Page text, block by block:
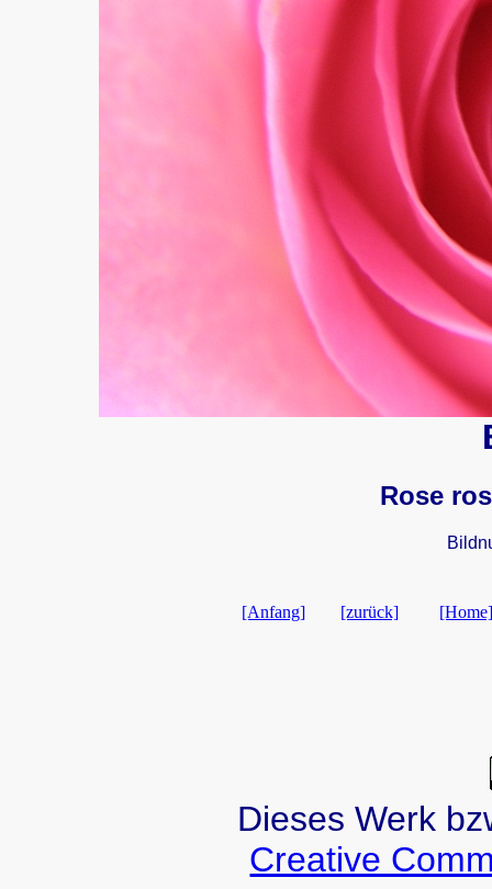
Rose
[Anfang] [zurück] [Home]
Dieses Werk
Creative